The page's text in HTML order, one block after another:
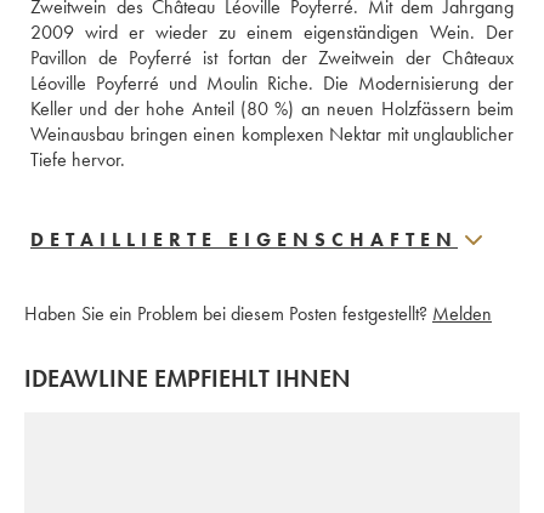
Zweitwein des Château Léoville Poyferré. Mit dem Jahrgang
2009 wird er wieder zu einem eigenständigen Wein. Der
Pavillon de Poyferré ist fortan der Zweitwein der Châteaux
Léoville Poyferré und Moulin Riche. Die Modernisierung der
Keller und der hohe Anteil (80 %) an neuen Holzfässern beim
Weinausbau bringen einen komplexen Nektar mit unglaublicher
Tiefe hervor.
DETAILLIERTE EIGENSCHAFTEN
Haben Sie ein Problem bei diesem Posten festgestellt? Melden
IDEAWLINE EMPFIEHLT IHNEN